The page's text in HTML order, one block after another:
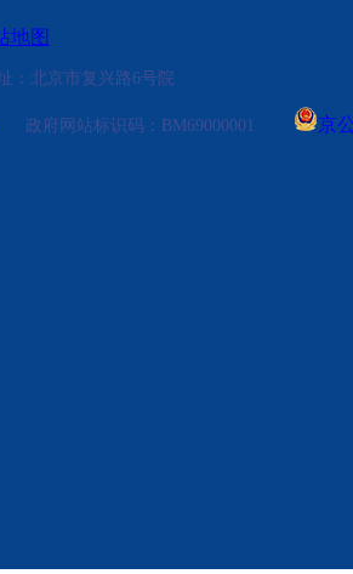
地图
：北京市复兴路6号院
政府网站标识码：BM69000001 京